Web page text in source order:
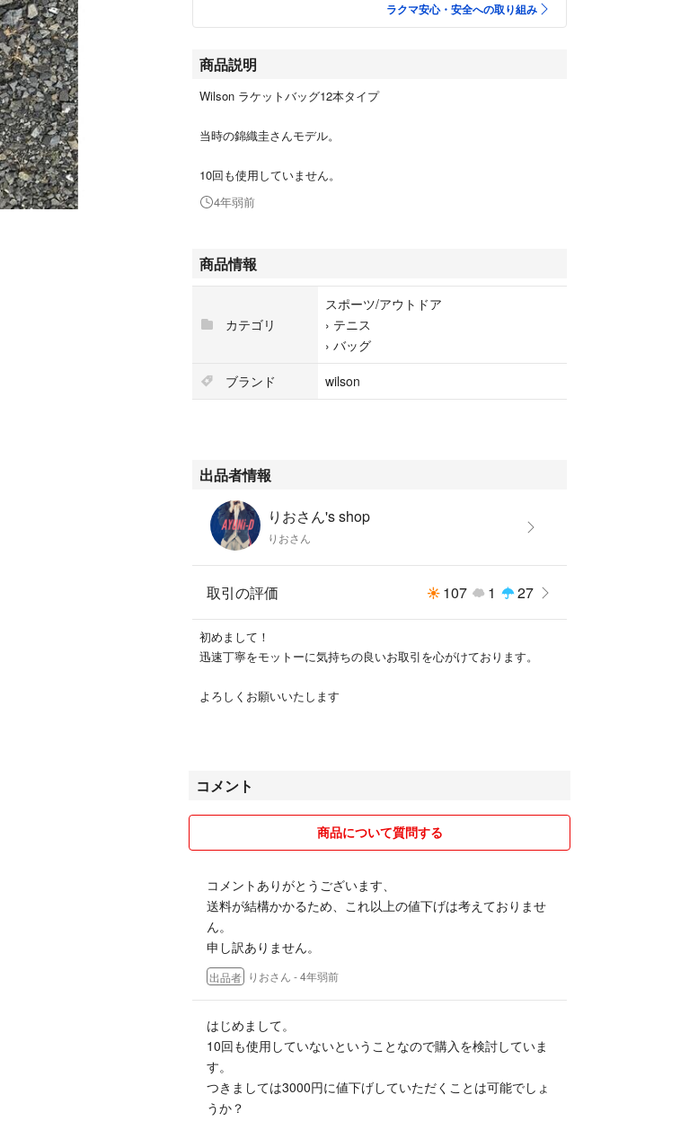
ラクマ安心・安全への取り組み
商品説明
Wilson ラケットバッグ12本タイプ
当時の錦織圭さんモデル。
10回も使用していません。
4年弱前
商品情報
カテゴリ
スポーツ/アウトドア
› テニス
› バッグ
ブランド
wilson
出品者情報
りおさん's shop
りおさん
取引の評価 107 1 27
初めまして！
迅速丁寧をモットーに気持ちの良いお取引を心がけております。
よろしくお願いいたします
コメント
商品について質問する
コメントありがとうございます、
送料が結構かかるため、これ以上の値下げは考えておりませ
ん。
申し訳ありません。
出品者 りおさん - 4年弱前
はじめまして。
10回も使用していないということなので購入を検討していま
す。
つきましては3000円に値下げしていただくことは可能でしょ
うか？